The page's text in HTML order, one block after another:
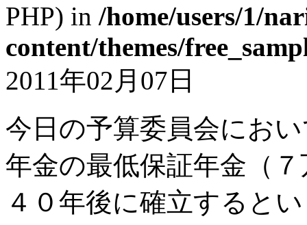
PHP) in /home/users/1/
content/themes/
2011年02月07日
今日の予算委員会にお
年金の最低保証年金（
４０年後に確立すると